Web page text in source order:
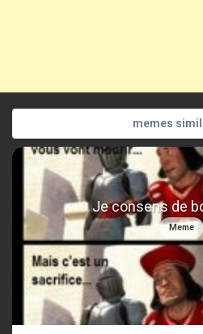
memes
Je consens de
Meme